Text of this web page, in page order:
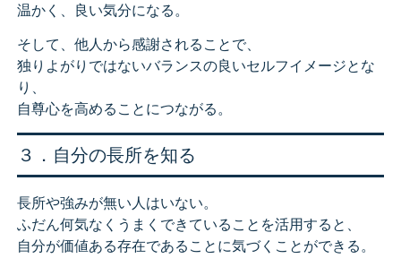
温かく、良い気分になる。
そして、他人から感謝されることで、
独りよがりではないバランスの良いセルフイメージとな
り、
自尊心を高めることにつながる。
３．自分の長所を知る
長所や強みが無い人はいない。
ふだん何気なくうまくできていることを活用すると、
自分が価値ある存在であることに気づくことができる。